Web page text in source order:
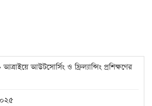
আউটসোর্সিং ও ফ্রিল্যান্সিং প্রশিক্ষণের